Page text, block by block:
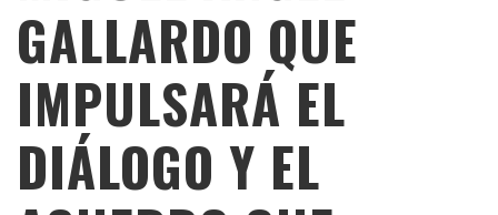
GALLARDO QUE
IMPULSARÁ EL
DIÁLOGO Y EL